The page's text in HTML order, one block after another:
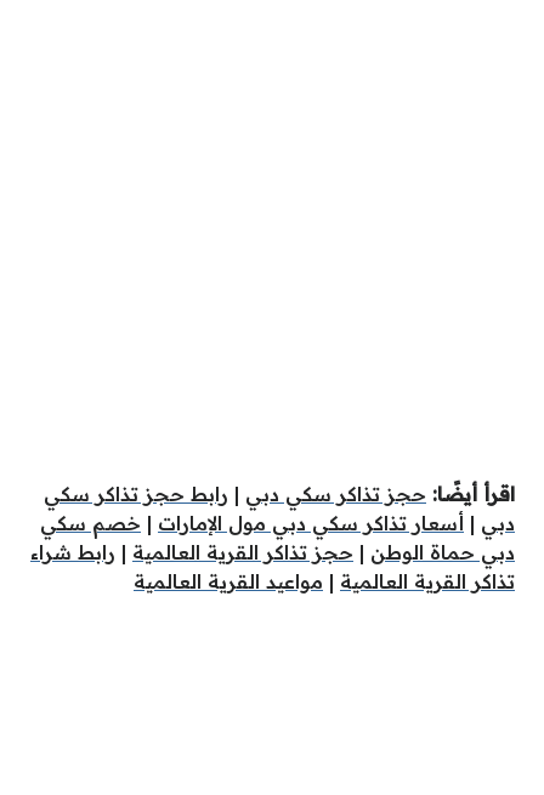
اقرأ أيضًا: حجز تذاكر سكي دبي | رابط حجز تذاكر سكي
دبي | أسعار تذاكر سكي دبي مول الإمارات | خصم سكي
دبي حماة الوطن | حجز تذاكر القرية العالمية | رابط شراء
تذاكر القرية العالمية | مواعيد القرية العالمية